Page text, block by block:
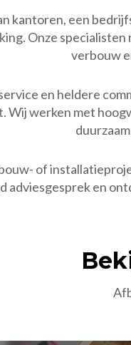
kantoren, een
Onze
verbouw
en heldere
werken met
of
adviesgesprek en